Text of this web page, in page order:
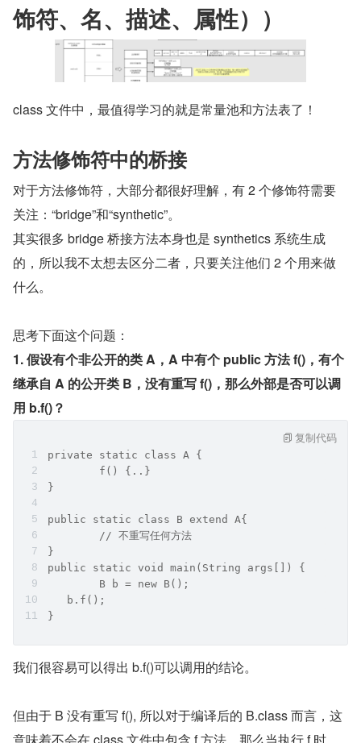
饰符、名、描述、属性））
class 文件中，最值得学习的就是常量池和方法表了！
方法修饰符中的桥接
对于方法修饰符，大部分都很好理解，有 2 个修饰符需要
关注：“bridge”和“synthetic”。
其实很多 bridge 桥接方法本身也是 synthetics 系统生成
的，所以我不太想去区分二者，只要关注他们 2 个用来做
什么。
思考下面这个问题：
1. 假设有个非公开的类 A，A 中有个 public 方法 f()，有个
继承自 A 的公开类 B，没有重写 f()，那么外部是否可以调
用 b.f()？
private static class A {
	f() {..}
}
public static class B extend A{
	// 不重写任何方法
}
public static void main(String args[]) {
	B b = new B();
   b.f();
}
复制代码
我们很容易可以得出 b.f()可以调用的结论。
但由于 B 没有重写 f(), 所以对于编译后的 B.class 而言，这
意味着不会在 class 文件中包含 f 方法。那么当执行 f 时，